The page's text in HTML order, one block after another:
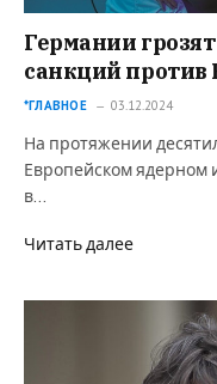
Германии
санкций против
*ГЛАВНОЕ 03.12.2024
На протяжении
Европейском ядерном
в…
Читать далее